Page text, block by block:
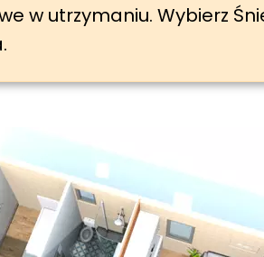
w utrzymaniu. Wybierz